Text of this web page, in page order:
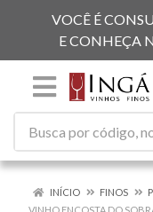
VOCÊ É
E CONHEÇA
INÍCIO FINOS